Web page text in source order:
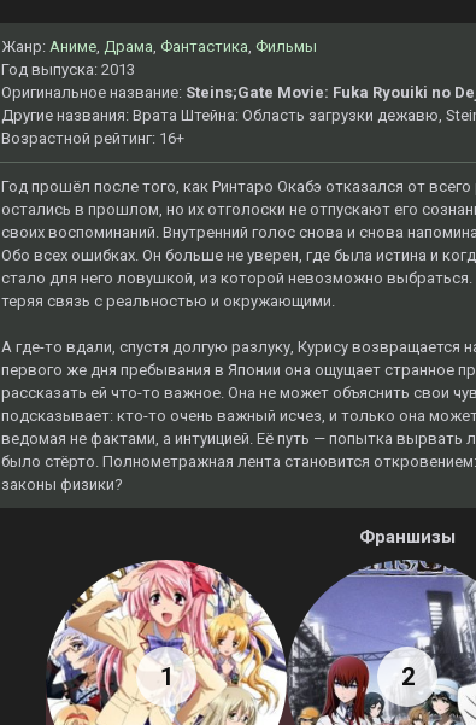
Жанр: Аниме, Драма, Фантастика, Фильмы
Год выпуска: 2013
Оригинальное название: Steins;Gate Movie: Fuka Ryouiki no
Другие названия: Врата Штейна: Область загрузки дежавю,
Возрастной рейтинг: 16+
Год прошёл после того, как Ринтаро Окабэ отказался от
остались в прошлом, но их отголоски не отпускают его
своих воспоминаний. Внутренний голос снова и снова
Обо всех ошибках. Он больше не уверен, где была истина и
стало для него ловушкой, из которой невозможно
теряя связь с реальностью и окружающими.
А где-то вдали, спустя долгую разлуку, Курису возвращается
первого же дня пребывания в Японии она ощущает странное
рассказать ей что-то важное. Она не может объяснить свои
подсказывает: кто-то очень важный исчез, и только она
ведомая не фактами, а интуицией. Её путь — попытка вырвать
было стёрто. Полнометражная лента становится
законы физики?
Франшизы